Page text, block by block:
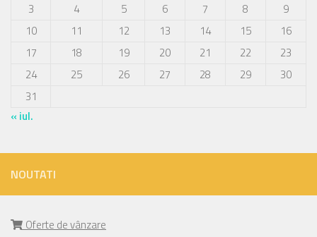
3
4 5 6 7 8
9
10
11 12 13 14 15
16
17
18 19 20 21 22
23
24
25 26 27 28 29
30
31
« iul.
NOUTATI
Oferte de vânzare